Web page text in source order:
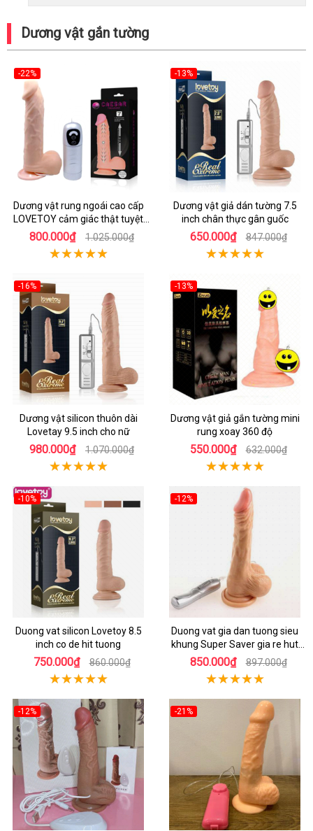
Dương vật gắn tường
-22%
Dương vật rung ngoái cao cấp
LOVETOY cảm giác thật tuyệt
vời
800.000₫ 1.025.000₫
-13%
Dương vật giả dán tường 7.5
inch chân thực gân guốc
650.000₫ 847.000₫
-16%
Dương vật silicon thuôn dài
Lovetay 9.5 inch cho nữ
980.000₫ 1.070.000₫
-13%
Dương vật giả gắn tường mini
rung xoay 360 độ
550.000₫ 632.000₫
-10%
Duong vat silicon Lovetoy 8.5
inch co de hit tuong
750.000₫ 860.000₫
-12%
Duong vat gia dan tuong sieu
khung Super Saver gia re hut
hon
850.000₫ 897.000₫
-12% -21%